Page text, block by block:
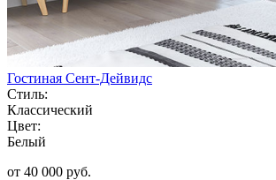
Гостиная Сент-Дейвидс
Стиль:
Классический
Цвет:
Белый
от 40 000 руб.